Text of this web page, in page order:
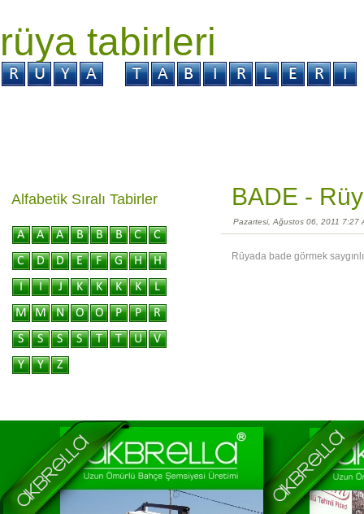
rüya tabirleri
BADE -
Pazartesi, Ağustos 06, 2011 7:27
Rüyada bade görmek
Alfabetik Sıralı Tabirler